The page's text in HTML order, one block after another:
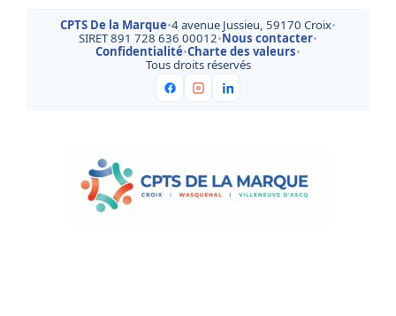
CPTS De la Marque•4 avenue Jussieu, 59170 Croix•
SIRET 891 728 636 00012•Nous contacter•
Confidentialité•Charte des valeurs•
Tous droits réservés